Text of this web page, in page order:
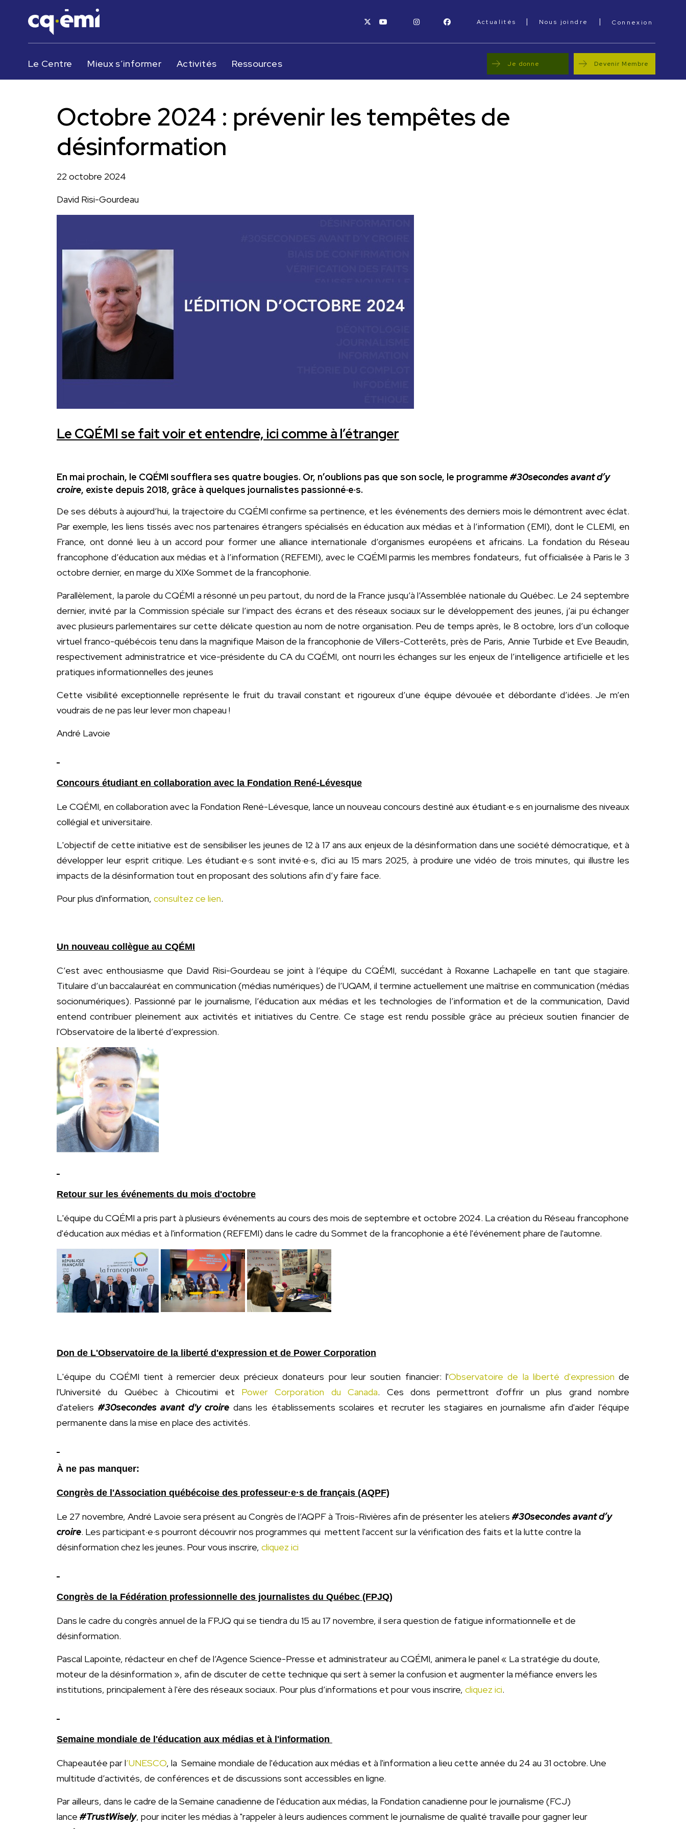
Actualités | Nous joindre | Connexion
facebook
x-twitteryoutube instagram
Le Centre Mieux s’informer Activités Ressources Devenir Membre
Je donne
Octobre 2024 : prévenir les tempêtes de
désinformation
22 octobre 2024
David Risi-Gourdeau
Le CQÉMI se fait voir et entendre, ici comme à l’étranger
En mai prochain, le CQÉMI soufflera ses quatre bougies. Or, n’oublions pas que son socle, le programme #30secondes avant d’y
croire, existe depuis 2018, grâce à quelques journalistes passionné·e·s.
De ses débuts à aujourd’hui, la trajectoire du CQÉMI confirme sa pertinence, et les événements des derniers mois le démontrent avec éclat.
Par exemple, les liens tissés avec nos partenaires étrangers spécialisés en éducation aux médias et à l’information (EMI), dont le CLEMI, en
France, ont donné lieu à un accord pour former une alliance internationale d’organismes européens et africains. La fondation du Réseau
francophone d’éducation aux médias et à l’information (REFEMI), avec le CQÉMI parmis les membres fondateurs, fut officialisée à Paris le 3
octobre dernier, en marge du XIXe Sommet de la francophonie.
Parallèlement, la parole du CQÉMI a résonné un peu partout, du nord de la France jusqu’à l’Assemblée nationale du Québec. Le 24 septembre
dernier, invité par la Commission spéciale sur l’impact des écrans et des réseaux sociaux sur le développement des jeunes, j’ai pu échanger
avec plusieurs parlementaires sur cette délicate question au nom de notre organisation. Peu de temps après, le 8 octobre, lors d’un colloque
virtuel franco-québécois tenu dans la magnifique Maison de la francophonie de Villers-Cotterêts, près de Paris, Annie Turbide et Eve Beaudin,
respectivement administratrice et vice-présidente du CA du CQÉMI, ont nourri les échanges sur les enjeux de l’intelligence artificielle et les
pratiques informationnelles des jeunes
Cette visibilité exceptionnelle représente le fruit du travail constant et rigoureux d’une équipe dévouée et débordante d’idées. Je m’en
voudrais de ne pas leur lever mon chapeau !
André Lavoie
Concours étudiant en collaboration avec la Fondation René-Lévesque
Le CQÉMI, en collaboration avec la Fondation René-Lévesque, lance un nouveau concours destiné aux étudiant·e·s en journalisme des niveaux
collégial et universitaire.
L'objectif de cette initiative est de sensibiliser les jeunes de 12 à 17 ans aux enjeux de la désinformation dans une société démocratique, et à
développer leur esprit critique. Les étudiant·e·s sont invité·e·s, d'ici au 15 mars 2025, à produire une vidéo de trois minutes, qui illustre les
impacts de la désinformation tout en proposant des solutions afin d’y faire face.
Pour plus d'information, consultez ce lien.
Un nouveau collègue au CQÉMI
C’est avec enthousiasme que David Risi-Gourdeau se joint à l’équipe du CQÉMI, succédant à Roxanne Lachapelle en tant que stagiaire.
Titulaire d’un baccalauréat en communication (médias numériques) de l’UQAM, il termine actuellement une maîtrise en communication (médias
socionumériques). Passionné par le journalisme, l’éducation aux médias et les technologies de l’information et de la communication, David
entend contribuer pleinement aux activités et initiatives du Centre. Ce stage est rendu possible grâce au précieux soutien financier de
l'Observatoire de la liberté d’expression.
Retour sur les événements du mois d'octobre
L'équipe du CQÉMI a pris part à plusieurs événements au cours des mois de septembre et octobre 2024. La création du Réseau francophone
d'éducation aux médias et à l'information (REFEMI) dans le cadre du Sommet de la francophonie a été l'événement phare de l'automne.
Don de L'Observatoire de la liberté d'expression et de Power Corporation
L'équipe du CQÉMI tient à remercier deux précieux donateurs pour leur soutien financier: l'Observatoire de la liberté d'expression de
l'Université du Québec à Chicoutimi et Power Corporation du Canada. Ces dons permettront d'offrir un plus grand nombre
d'ateliers #30secondes avant d'y croire dans les établissements scolaires et recruter les stagiaires en journalisme afin d'aider l'équipe
permanente dans la mise en place des activités.
À ne pas manquer:
Congrès de l'Association québécoise des professeur·e·s de français (AQPF)
Le 27 novembre, André Lavoie sera présent au Congrès de l’AQPF à Trois-Rivières afin de présenter les ateliers #30secondes avant d’y
croire. Les participant·e·s pourront découvrir nos programmes qui mettent l'accent sur la vérification des faits et la lutte contre la
désinformation chez les jeunes. Pour vous inscrire, cliquez ici
Congrès de la Fédération professionnelle des journalistes du Québec (FPJQ)
Dans le cadre du congrès annuel de la FPJQ qui se tiendra du 15 au 17 novembre, il sera question de fatigue informationnelle et de
désinformation.
Pascal Lapointe, rédacteur en chef de l’Agence Science-Presse et administrateur au CQÉMI, animera le panel « La stratégie du doute,
moteur de la désinformation », afin de discuter de cette technique qui sert à semer la confusion et augmenter la méfiance envers les
institutions, principalement à l'ère des réseaux sociaux. Pour plus d’informations et pour vous inscrire, cliquez ici.
Semaine mondiale de l'éducation aux médias et à l'information
Chapeautée par l’UNESCO, la Semaine mondiale de l'éducation aux médias et à l'information a lieu cette année du 24 au 31 octobre. Une
multitude d’activités, de conférences et de discussions sont accessibles en ligne.
Par ailleurs, dans le cadre de la Semaine canadienne de l'éducation aux médias, la Fondation canadienne pour le journalisme (FCJ)
lance #TrustWisely, pour inciter les médias à "rappeler à leurs audiences comment le journalisme de qualité travaille pour gagner leur